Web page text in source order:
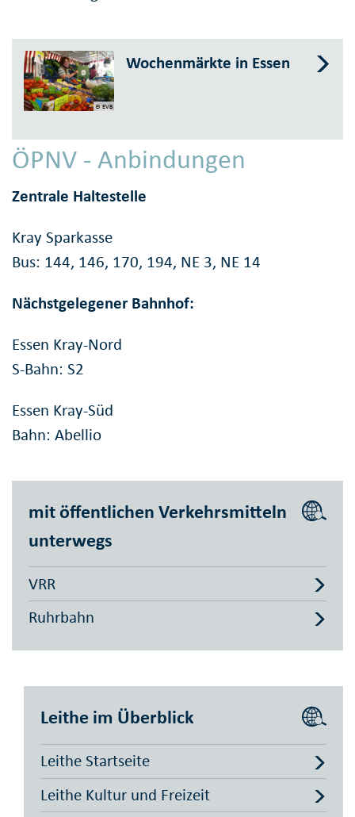
© EVB
Wochenmärkte in Essen
ÖPNV - Anbindungen
Zentrale Haltestelle
Kray Sparkasse
Bus: 144, 146, 170, 194, NE 3, NE 14
Nächstgelegener Bahnhof:
Essen Kray-Nord
S-Bahn: S2
Essen Kray-Süd
Bahn: Abellio
mit öffentlichen Verkehrsmitteln
unterwegs
VRR
Ruhrbahn
Leithe im Überblick
Leithe Startseite
Leithe Kultur und Freizeit